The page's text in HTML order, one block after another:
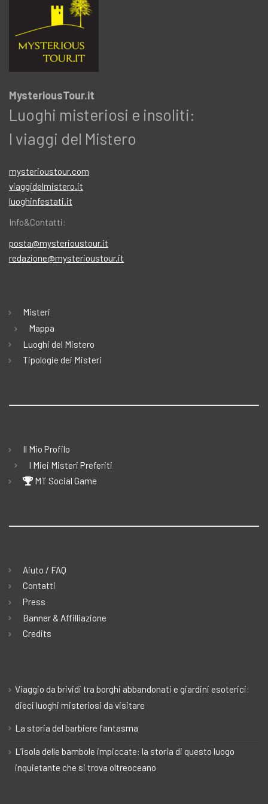
MysteriousTour.it
Luoghi misteriosi e insoliti:
I viaggi del Mistero
mysterioustour.com
viaggidelmistero.it
luoghinfestati.it
Info&Contatti:
posta@mysterioustour.it
redazione@mysterioustour.it
Misteri
Mappa
Luoghi del Mistero
Tipologie dei Misteri
Il Mio Profilo
I Miei Misteri Preferiti
MT Social Game
Aiuto / FAQ
Contatti
Press
Banner & Affilliazione
Credits
Viaggio da brividi tra borghi abbandonati e giardini esoterici:
dieci luoghi misteriosi da visitare
La storia del barbiere fantasma
L’isola delle bambole impiccate: la storia di questo luogo
inquietante che si trova oltreoceano